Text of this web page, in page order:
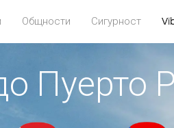
Общности Сигурност
Пуерто